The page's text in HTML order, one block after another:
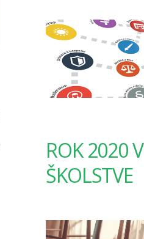
ROK 2020 V
ŠKOLSTVE